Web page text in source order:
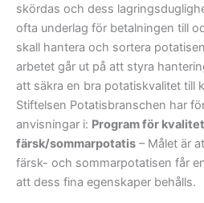
skördas och dess
ofta underlag för betalningen till
skall hantera och sortera
arbetet går ut på att styra
att säkra en bra potatiskvalitet till
Stiftelsen Potatisbranschen har
anvisningar i: Program för
färsk/sommarpotatis – Målet är
färsk- och sommarpotatisen får
att dess fina egenskaper behålls.